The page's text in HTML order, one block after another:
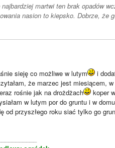
najbardziej martwi ten brak opadów
nasion to kiepsko. Dobrze, że
sieję co możliwe w lutym
i
że marzec jest miesiącem,
rośnie jak na drożdżach
koper
w lutym por do gruntu i w
od przyszłego roku siać tylko go